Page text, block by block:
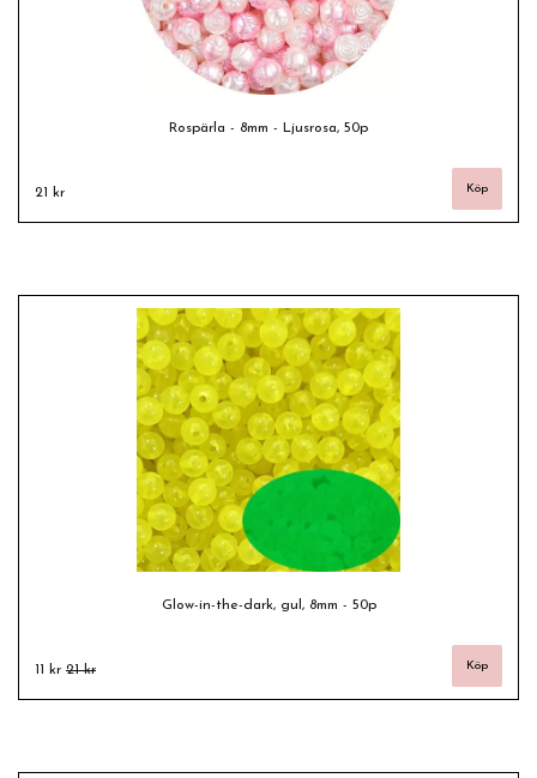
Rospärla - 8mm - Ljusrosa, 50p
21 kr
Glow-in-the-dark, gul, 8mm - 50p
11 kr 21 kr